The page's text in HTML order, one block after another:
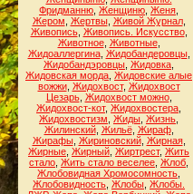
Фридманню Женщиню Женя
Жером Жертвы, Живой Журнал,
Живопись, Живопись. Искусство,
Животное, Животные,
Жидоаллергина, Жидобандеровцы,
Жидобандэровцы Жидовка
Жидовская морда Жидовские алые
вожжи, Жидохвост, Жидохвост
Цезарь, Жидохвост можно,
Жидохвост-кот, Жидохвостера
Жидохвостизм Жиды Жизнь
Жилинский, Жильё, Жираф,
Жирафы, Жириновский, Жирная,
Жирные Жирный Жиртрест, Жить
стало Жить стало веселее Жлоб
Жлобовидная Хромосомность
Жлобовидность Жлобы Жлобы.